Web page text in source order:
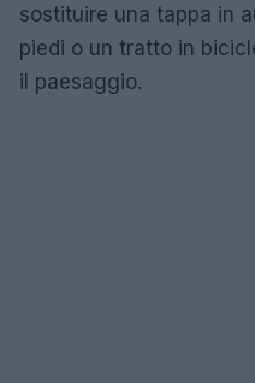
sostituire una tappa in
piedi o un tratto in
il paesaggio.